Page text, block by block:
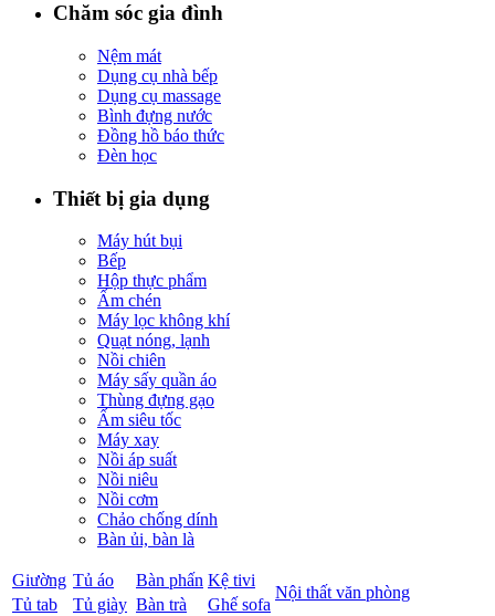
Chăm sóc gia đình
Nệm mát
Dụng cụ nhà bếp
Dụng cụ massage
Bình đựng nước
Đồng hồ báo thức
Đèn học
Thiết bị gia dụng
Máy hút bụi
Bếp
Hộp thực phẩm
Ấm chén
Máy lọc không khí
Quạt nóng, lạnh
Nồi chiên
Máy sấy quần áo
Thùng đựng gạo
Ấm siêu tốc
Máy xay
Nồi áp suất
Nồi niêu
Nồi cơm
Chảo chống dính
Bàn ủi, bàn là
Giường Tủ áo Bàn phấn Kệ tivi
Nội thất văn phòng
Tủ tab Tủ giày Bàn trà
Ghế sofa